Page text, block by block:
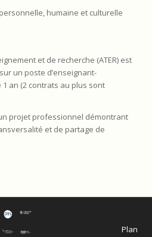
humaine et culturelle
et de recherche (ATER) est
un poste d’enseignant-
1 an (2 contrats au plus sont
projet professionnel démontrant
et de partage de
Plan